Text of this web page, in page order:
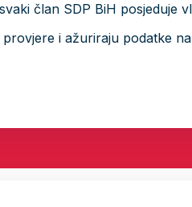
član SDP BiH posjeduje
i ažuriraju podatke